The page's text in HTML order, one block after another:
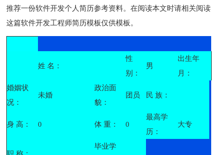
推荐一份软件开发个人简历参考资料。在阅读本文时请相关阅读
这篇软件开发工程师简历模板仅供模板。
姓 名：
性
别：
男
出生年
月：
婚姻状
况：
未婚
政治面
貌：
团员 民 族：
身 高： 0 体 重： 0
最高学
历：
大专
毕业学